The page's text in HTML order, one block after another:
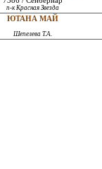
п-к Красная Звезда
ЮТАНА МАЙ
Шепелева Т.А.